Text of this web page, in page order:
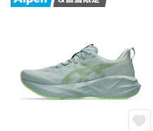
濡れたアスファルトやカ
feature.3